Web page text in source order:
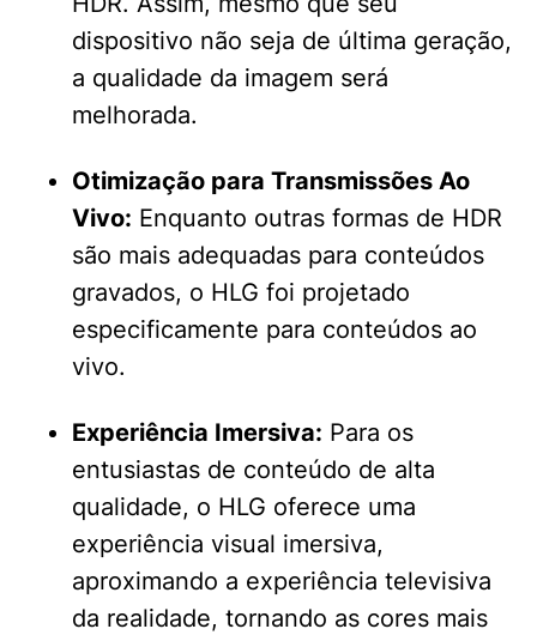
dispositivo não seja de última geração,
a qualidade da imagem será
melhorada.
Otimização para Transmissões Ao
Vivo: Enquanto outras formas de HDR
são mais adequadas para conteúdos
gravados, o HLG foi projetado
especificamente para conteúdos ao
vivo.
Experiência Imersiva: Para os
entusiastas de conteúdo de alta
qualidade, o HLG oferece uma
experiência visual imersiva,
aproximando a experiência televisiva
da realidade, tornando as cores mais